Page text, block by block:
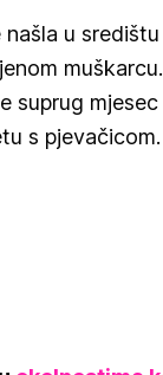
u
suprug
s pjevačicom.